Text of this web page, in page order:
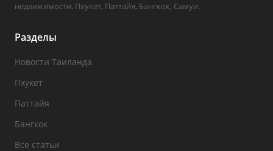
недвижимости. Пхукет, Паттайя, Бангкок, Самуи.
Разделы
Новости Таиланда
Пхукет
Паттайя
Бангкок
Все статьи